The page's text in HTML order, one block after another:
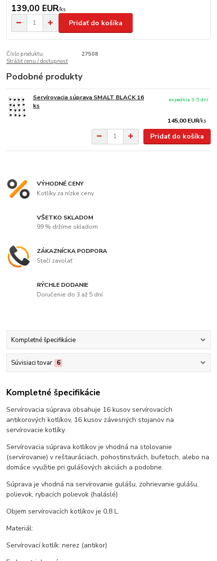
139,00 EUR/ks
Pridať do košíka
Číslo produktu:
27508
Strážiť cenu / dostupnosť
Podobné produkty
Servírovacia súprava SMALT BLACK 16
ks
145,00 EUR/ks
expedícia 3-5 dní
Pridať do košíka
VÝHODNÉ CENY
Kotlíky za nízke ceny
VŠETKO SKLADOM
99 % držíme skladom
ZÁKAZNÍCKA PODPORA
Stačí zavolať
RÝCHLE DODANIE
Doručenie do 3 až 5 dní
Kompletné špecifikácie
Súvisiaci tovar 6
Kompletné špecifikácie
Servírovacia súprava obsahuje 16 kusov servírovacích
antikorových kotlíkov, 16 kusov závesných stojanov na
servírovacie kotlíky.
Servírovacia súprava kotlíkov je vhodná na stolovanie
(servírovanie) v reštauráciach, pohostinstvách, bufetoch, alebo na
domáce využitie pri gulášových akciách a podobne.
Súprava je vhodná na servírovanie gulášu, zohrievanie gulášu,
polievok, rybacích polievok (haláslé)
Objem servírovacích kotlíkov je 0,8 L.
Materiál:
Servírovací kotlík: nerez (antikor)